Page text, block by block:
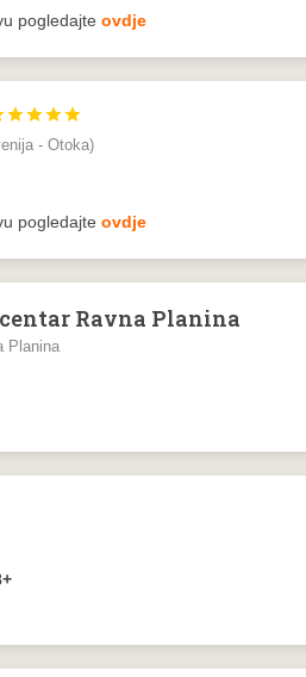
pogledajte ovdje




- Otoka)
pogledajte ovdje
Ravna Planina
Planina